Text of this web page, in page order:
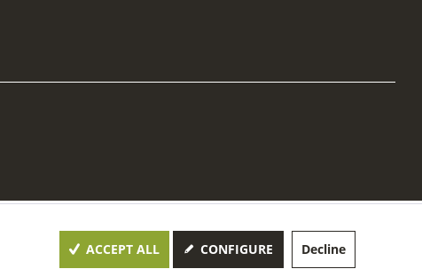
ACCEPT ALL CONFIGURE Decline